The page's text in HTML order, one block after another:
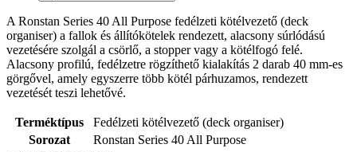
A Ronstan Series 40 All Purpose fedélzeti kötélvezető (deck
organiser) a fallok és állítókötelek rendezett, alacsony súrlódású
vezetésére szolgál a csörlő, a stopper vagy a kötélfogó felé.
Alacsony profilú, fedélzetre rögzíthető kialakítás 2 darab 40 mm-es
görgővel, amely egyszerre több kötél párhuzamos, rendezett
vezetését teszi lehetővé.
Terméktípus
Fedélzeti kötélvezető (deck organiser)
Sorozat
Ronstan Series 40 All Purpose